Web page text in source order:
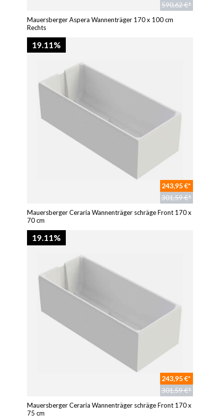
590,62 €*
Mauersberger Aspera Wannenträger 170 x 100 cm
Rechts
19.11%
243,95 €*
301,59 €*
Mauersberger Ceraria Wannenträger schräge Front 170 x
70 cm
19.11%
243,95 €*
301,59 €*
Mauersberger Ceraria Wannenträger schräge Front 170 x
75 cm